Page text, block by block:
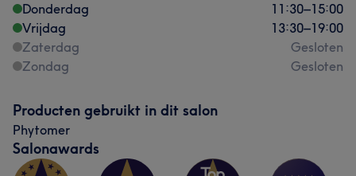
Donderdag
11:30–15:00
Vrijdag
13:30–19:00
Zaterdag
Gesloten
Zondag
Gesloten
Producten gebruikt in dit salon
Phytomer
Salonawards